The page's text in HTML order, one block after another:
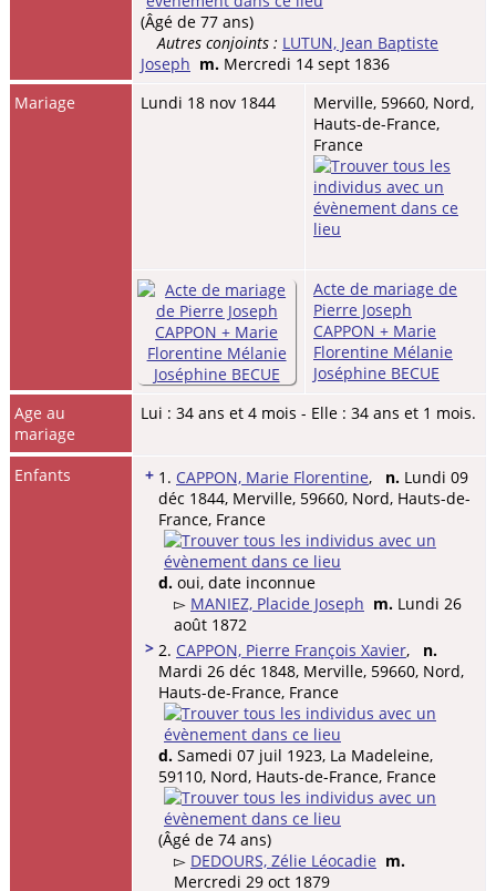
(Âgé de 77 ans)
Autres conjoints : LUTUN, Jean Baptiste
Joseph m. Mercredi 14 sept 1836
Mariage
Lundi 18 nov 1844
Merville, 59660, Nord,
Hauts-de-France,
France
Acte de mariage de
Pierre Joseph
CAPPON + Marie
Florentine Mélanie
Joséphine BECUE
Age au
mariage
Lui : 34 ans et 4 mois - Elle : 34 ans et 1 mois.
Enfants + 1. CAPPON, Marie Florentine, n. Lundi 09
déc 1844, Merville, 59660, Nord, Hauts-de-
France, France
d. oui, date inconnue
▻ MANIEZ, Placide Joseph m. Lundi 26
août 1872
> 2. CAPPON, Pierre François Xavier, n.
Mardi 26 déc 1848, Merville, 59660, Nord,
Hauts-de-France, France
d. Samedi 07 juil 1923, La Madeleine,
59110, Nord, Hauts-de-France, France
(Âgé de 74 ans)
▻ DEDOURS, Zélie Léocadie m.
Mercredi 29 oct 1879